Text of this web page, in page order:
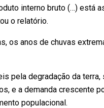
interno bruto (…) está
o relatório.
os anos de chuvas
​​pela degradação da
e a demanda crescente
populacional.